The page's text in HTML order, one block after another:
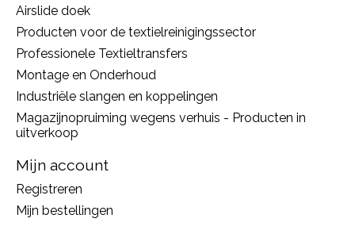
Airslide doek
Producten voor de textielreinigingssector
Professionele Textieltransfers
Montage en Onderhoud
Industriële slangen en koppelingen
Magazijnopruiming wegens verhuis - Producten in
uitverkoop
Mijn account
Registreren
Mijn bestellingen